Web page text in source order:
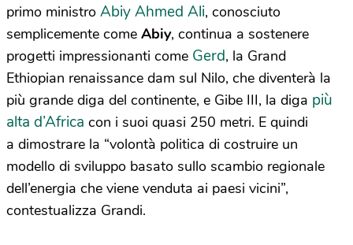
primo ministro Abiy Ahmed Ali, conosciuto
semplicemente come Abiy, continua a sostenere
progetti impressionanti come Gerd, la Grand
Ethiopian renaissance dam sul Nilo, che diventerà la
più grande diga del continente, e Gibe III, la diga più
alta d’Africa con i suoi quasi 250 metri. E quindi
a dimostrare la “volontà politica di costruire un
modello di sviluppo basato sullo scambio regionale
dell’energia che viene venduta ai paesi vicini”,
contestualizza Grandi.